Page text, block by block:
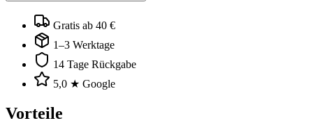
Gratis ab 40 €
1–3 Werktage
14 Tage Rückgabe
5,0 ★ Google
Vorteile